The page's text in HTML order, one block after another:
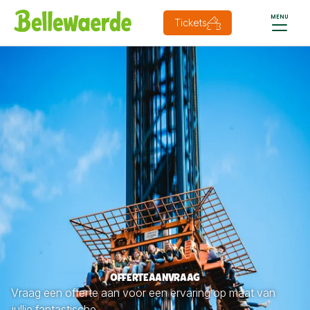
Tickets MENU
OFFERTEAANVRAAG
Vraag een offerte aan voor een ervaring op maat van